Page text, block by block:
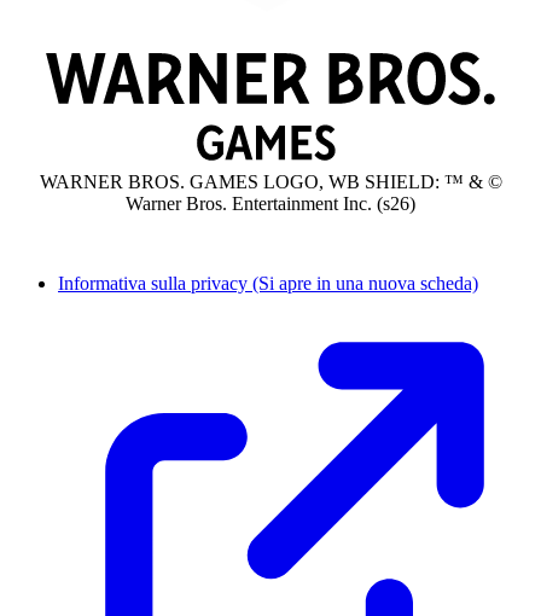
WARNER BROS. GAMES LOGO, WB SHIELD: ™ & ©
Warner Bros. Entertainment Inc. (s26)
Informativa sulla privacy (Si apre in una nuova scheda)